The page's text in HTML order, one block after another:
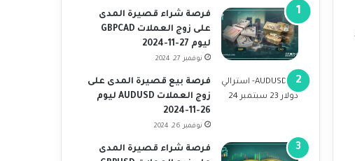
فرصة شراء قصيرة المدى
على زوج العملات GBPCAD
ليوم 27-11-2024
نوفمبر 27, 2024
فرصة بيع قصيرة المدى على
زوج العملات AUDUSD ليوم
26-11-2024
نوفمبر 26, 2024
فرصة شراء قصيرة المدى